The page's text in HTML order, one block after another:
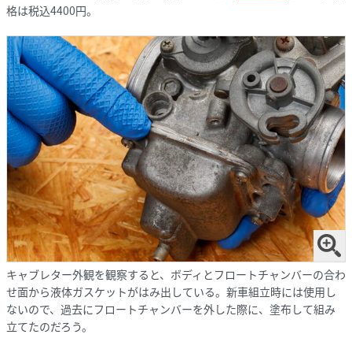
格は税込4400円。
キャブレター外観を観察すると、ボディとフロートチャンバーの合わ
せ面から液体ガスケットがはみ出している。新車組立時には使用し
ないので、過去にフロートチャンバーを外した際に、塗布して組み
立てたのだろう。